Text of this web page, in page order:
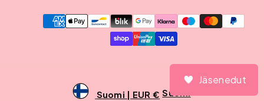
Maksutavat
Suomi | EUR € Suomi
Jäsenedut
Jäsenedut